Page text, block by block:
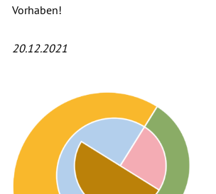
Vorhaben!
20.12.2021